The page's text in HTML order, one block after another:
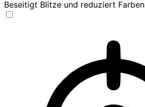
Beseitigt Blitze und reduziert Farben